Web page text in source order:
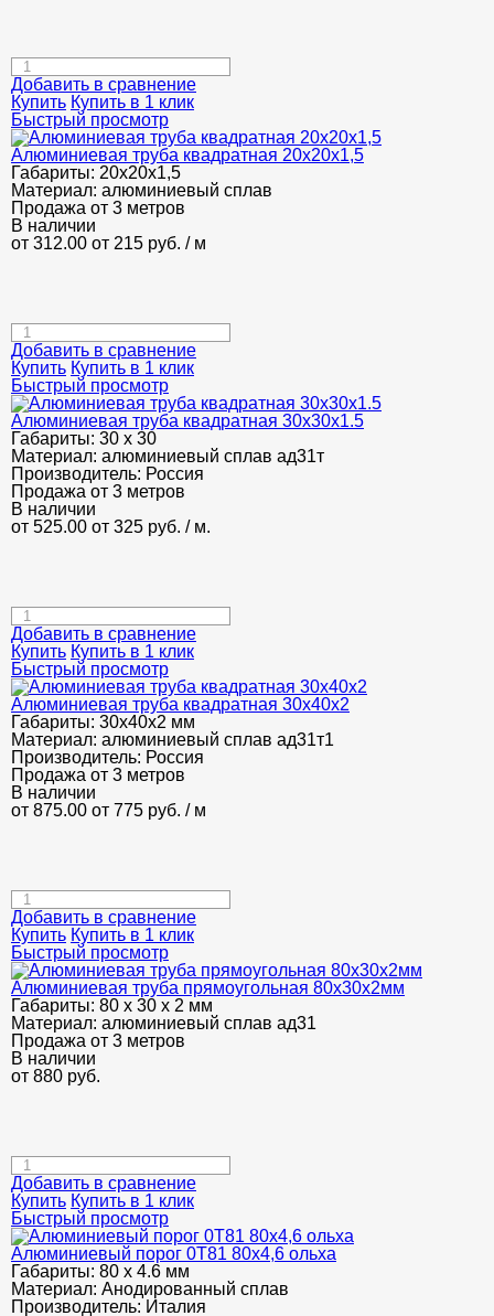
Добавить в сравнение
Купить Купить в 1 клик
Быстрый просмотр
Алюминиевая труба квадратная 20х20х1,5
Габариты: 20х20х1,5
Материал: алюминиевый сплав
Продажа от 3 метров
В наличии
от 312.00 от 215 руб. / м
Добавить в сравнение
Купить Купить в 1 клик
Быстрый просмотр
Алюминиевая труба квадратная 30х30х1.5
Габариты: 30 х 30
Материал: алюминиевый сплав ад31т
Производитель: Россия
Продажа от 3 метров
В наличии
от 525.00 от 325 руб. / м.
Добавить в сравнение
Купить Купить в 1 клик
Быстрый просмотр
Алюминиевая труба квадратная 30х40х2
Габариты: 30х40х2 мм
Материал: алюминиевый сплав ад31т1
Производитель: Россия
Продажа от 3 метров
В наличии
от 875.00 от 775 руб. / м
Добавить в сравнение
Купить Купить в 1 клик
Быстрый просмотр
Алюминиевая труба прямоугольная 80х30х2мм
Габариты: 80 х 30 х 2 мм
Материал: алюминиевый сплав ад31
Продажа от 3 метров
В наличии
от 880 руб.
Добавить в сравнение
Купить Купить в 1 клик
Быстрый просмотр
Алюминиевый порог 0Т81 80х4,6 ольха
Габариты: 80 х 4.6 мм
Материал: Анодированный сплав
Производитель: Италия